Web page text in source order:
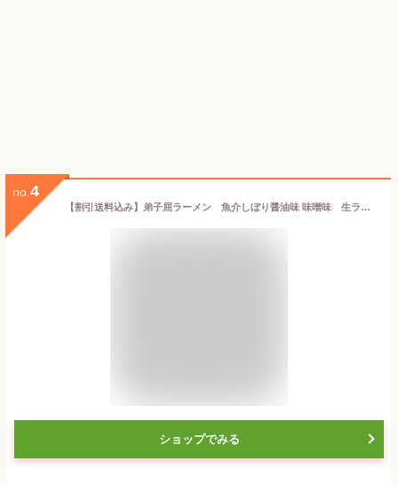
no. 4
【割引送料込み】弟子屈ラーメン 魚介しぼり醤油味 味噌味 生ラーメン 2食入×各1個セット（計4食）【御中元 お中元 新生活 内祝い 入学 進学 引越し ギフト 粗品 引っ越し 御挨拶 お土産 退職 結婚式 景品】
ショップでみる